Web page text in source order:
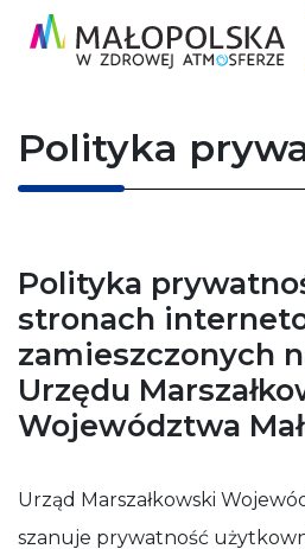
Polityka
Polityka
stronach
zamieszczonych
Urzędu
Województwa
Urząd Marszałkowski
szanuje prywatność
cookie nie
opcjonalne.